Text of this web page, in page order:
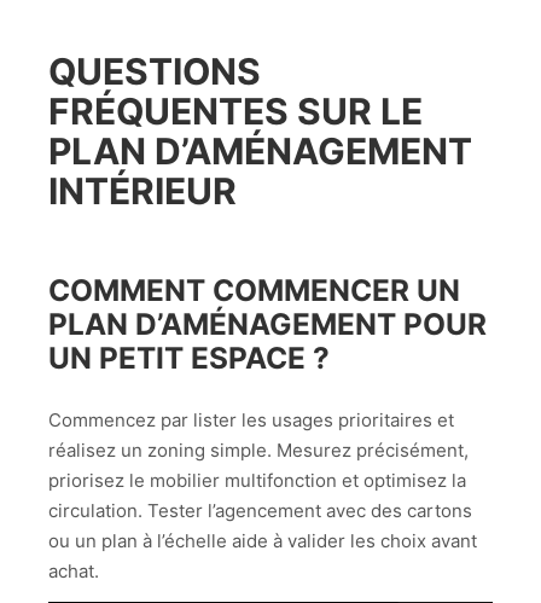
QUESTIONS
FRÉQUENTES SUR LE
PLAN D’AMÉNAGEMENT
INTÉRIEUR
COMMENT COMMENCER UN
PLAN D’AMÉNAGEMENT POUR
UN PETIT ESPACE ?
Commencez par lister les usages prioritaires et
réalisez un zoning simple. Mesurez précisément,
priorisez le mobilier multifonction et optimisez la
circulation. Tester l’agencement avec des cartons
ou un plan à l’échelle aide à valider les choix avant
achat.